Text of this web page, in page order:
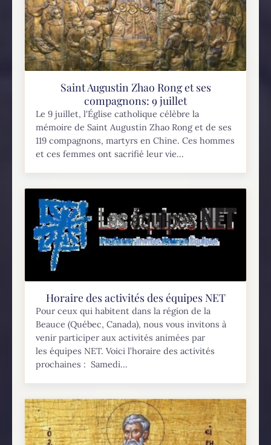
Saint Augustin Zhao Rong et ses
compagnons: 9 juillet
Le 9 juillet, l'Église catholique célèbre la
mémoire de Saint Augustin Zhao Rong et de ses
119 compagnons, martyrs en Chine. Ces hommes
et ces femmes ont sacrifié leur vie...
Horaire des activités des équipes NET
Pour ceux qui habitent dans la région de la
Beauce (Québec, Canada), nous vous invitons à
venir participer aux activités animées par
les équipes NET. Voici l’horaire des activités
prochaines : Samedi...